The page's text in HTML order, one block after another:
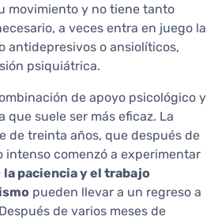
movimiento y no tiene tanto
a veces entra en juego la
antidepresivos o ansiolíticos,
psiquiátrica.
de apoyo psicológico y
que suele ser más eficaz. La
de treinta años, que después de
intenso comenzó a experimentar
la paciencia y el trabajo
pueden llevar a un regreso a
de varios meses de